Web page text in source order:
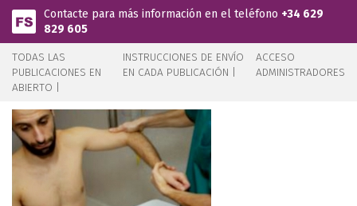
Pasar al contenido principal
Contacte para más información en el teléfono +34 629
829 605
TODAS LAS
PUBLICACIONES EN
ABIERTO |
INSTRUCCIONES DE ENVÍO
EN CADA PUBLICACIÓN |
ACCESO
ADMINISTRADORES